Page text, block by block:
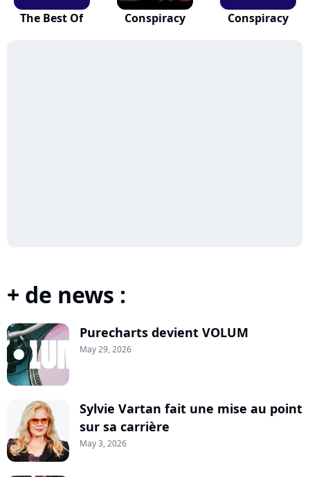
The Best Of Conspiracy Conspiracy
+ de news :
Purecharts devient VOLUM
May 29, 2026
Sylvie Vartan fait une mise au point
sur sa carrière
May 3, 2026